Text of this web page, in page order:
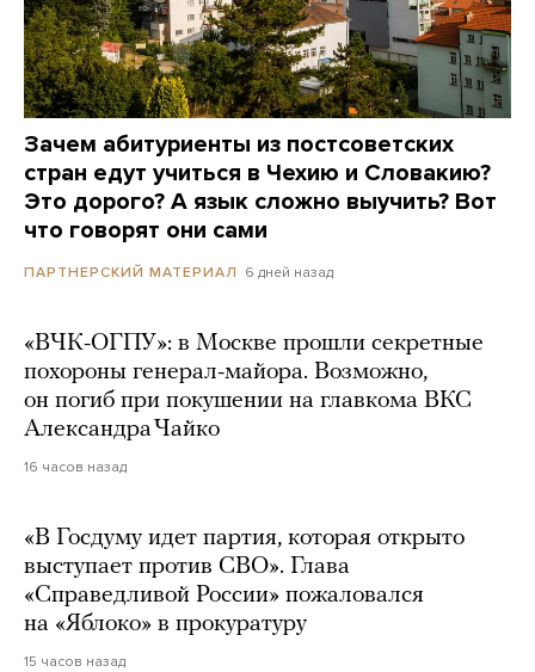
Зачем абитуриенты из постсоветских
стран едут учиться в Чехию и Словакию?
Это дорого? А язык сложно выучить? Вот
что говорят они сами
ПАРТНЕРСКИЙ МАТЕРИАЛ 6 дней назад
«ВЧК-ОГПУ»: в Москве прошли секретные
похороны генерал-майора. Возможно,
он погиб при покушении на главкома ВКС
Александра Чайко
16 часов назад
«В Госдуму идет партия, которая открыто
выступает против СВО». Глава
«Справедливой России» пожаловался
на «Яблоко» в прокуратуру
15 часов назад